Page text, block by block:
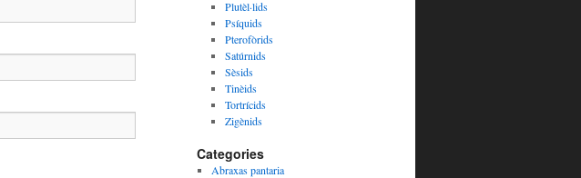
Plutèl·lids
Psíquids
Pterofòrids
Satúrnids
Sèsids
Tinèids
Tortrícids
Zigènids
Categories
Abraxas pantaria